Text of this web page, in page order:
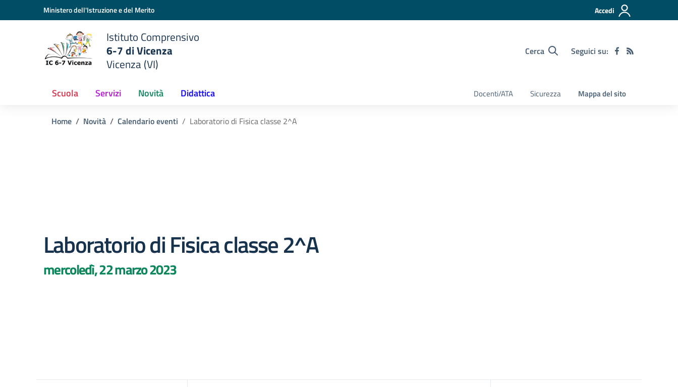
Vai ai contenuti
Vai al menu di navigazioneMinistero dell'Istruzione e del Merito Accedi
Istituto Comprensivo
6-7 di Vicenza
Vicenza (VI)
Cerca Seguici su:
Scuola Servizi Novità Didattica Docenti/ATA Sicurezza Mappa del sito
Home Novità Calendario eventi Laboratorio di Fisica classe 2^A
Laboratorio di Fisica classe 2^A
mercoledì, 22 marzo 2023